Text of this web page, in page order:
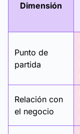
Dimensión
Punto de
partida
Relación con
el negocio